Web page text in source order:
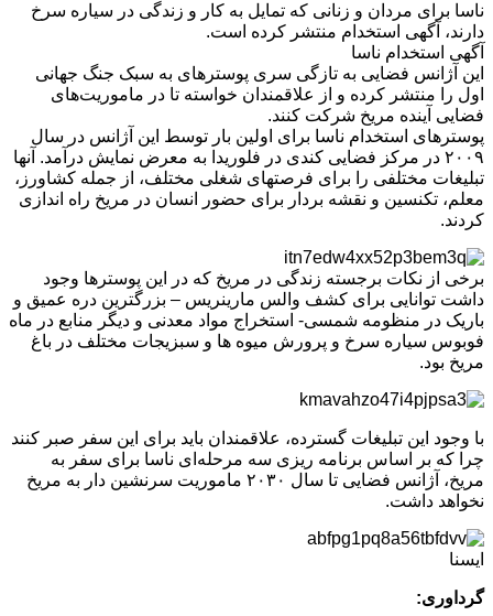
ناسا برای مردان و زنانی که تمایل به کار و زندگی در سیاره سرخ
دارند، آگهی استخدام منتشر کرده است.
آگهی استخدام ناسا
این آژانس فضایی به تازگی سری پوسترهای به سبک جنگ جهانی
اول را منتشر کرده و از علاقمندان خواسته تا در ماموریت‌های
فضایی آینده مریخ شرکت کنند.
پوسترهای استخدام ناسا برای اولین بار توسط این آژانس در سال
۲۰۰۹ در مرکز فضایی کندی در فلوریدا به معرض نمایش درآمد. آنها
تبلیغات مختلفی را برای فرصتهای شغلی مختلف، از جمله کشاورز،
معلم، تکنسین و نقشه بردار برای حضور انسان در مریخ راه اندازی
کردند.
برخی از نکات برجسته زندگی در مریخ که در این پوسترها وجود
داشت توانایی برای کشف والس مارینریس – بزرگترین دره عمیق و
باریک در منظومه شمسی- استخراج مواد معدنی و دیگر منابع در ماه
فوبوس سیاره سرخ و پرورش میوه ها و سبزیجات مختلف در باغ
مریخ بود.
با وجود این تبلیغات گسترده، علاقمندان باید برای این سفر صبر کنند
چرا که بر اساس برنامه ریزی سه مرحله‌ای ناسا برای سفر به
مریخ، آژانس فضایی تا سال ۲۰۳۰ ماموریت سرنشین دار به مریخ
نخواهد داشت.
ایسنا
گرداوری: